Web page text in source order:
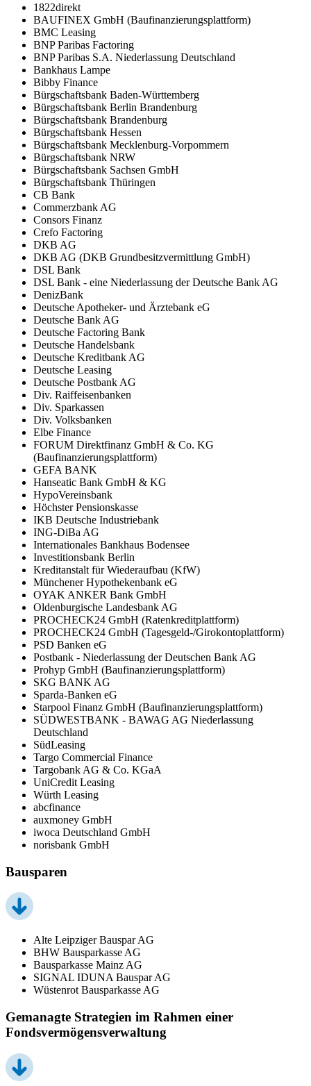
1822direkt
BAUFINEX GmbH (Baufinanzierungsplattform)
BMC Leasing
BNP Paribas Factoring
BNP Paribas S.A. Niederlassung Deutschland
Bankhaus Lampe
Bibby Finance
Bürgschaftsbank Baden-Württemberg
Bürgschaftsbank Berlin Brandenburg
Bürgschaftsbank Brandenburg
Bürgschaftsbank Hessen
Bürgschaftsbank Mecklenburg-Vorpommern
Bürgschaftsbank NRW
Bürgschaftsbank Sachsen GmbH
Bürgschaftsbank Thüringen
CB Bank
Commerzbank AG
Consors Finanz
Crefo Factoring
DKB AG
DKB AG (DKB Grundbesitzvermittlung GmbH)
DSL Bank
DSL Bank - eine Niederlassung der Deutsche Bank AG
DenizBank
Deutsche Apotheker- und Ärztebank eG
Deutsche Bank AG
Deutsche Factoring Bank
Deutsche Handelsbank
Deutsche Kreditbank AG
Deutsche Leasing
Deutsche Postbank AG
Div. Raiffeisenbanken
Div. Sparkassen
Div. Volksbanken
Elbe Finance
FORUM Direktfinanz GmbH & Co. KG
(Baufinanzierungsplattform)
GEFA BANK
Hanseatic Bank GmbH & KG
HypoVereinsbank
Höchster Pensionskasse
IKB Deutsche Industriebank
ING-DiBa AG
Internationales Bankhaus Bodensee
Investitionsbank Berlin
Kreditanstalt für Wiederaufbau (KfW)
Münchener Hypothekenbank eG
OYAK ANKER Bank GmbH
Oldenburgische Landesbank AG
PROCHECK24 GmbH (Ratenkreditplattform)
PROCHECK24 GmbH (Tagesgeld-/Girokontoplattform)
PSD Banken eG
Postbank - Niederlassung der Deutschen Bank AG
Prohyp GmbH (Baufinanzierungsplattform)
SKG BANK AG
Sparda-Banken eG
Starpool Finanz GmbH (Baufinanzierungsplattform)
SÜDWESTBANK - BAWAG AG Niederlassung
Deutschland
SüdLeasing
Targo Commercial Finance
Targobank AG & Co. KGaA
UniCredit Leasing
Würth Leasing
abcfinance
auxmoney GmbH
iwoca Deutschland GmbH
norisbank GmbH
Bausparen
Alte Leipziger Bauspar AG
BHW Bausparkasse AG
Bausparkasse Mainz AG
SIGNAL IDUNA Bauspar AG
Wüstenrot Bausparkasse AG
Gemanagte Strategien im Rahmen einer
Fondsvermögensverwaltung